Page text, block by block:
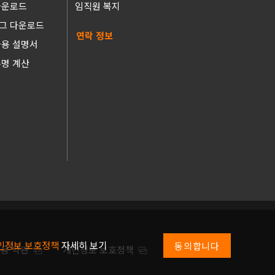
로드
다운로드
설명서
계산
임직원 복지
연락 정보
약관 개인정보 보호정책
정보 보호정책 자세히 보기 동의합니다